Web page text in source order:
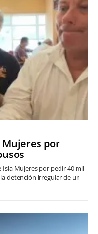
Mujeres por
Mujeres por pedir 40 mil
detención irregular de un